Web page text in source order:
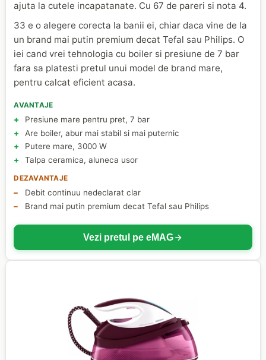
ajuta la cutele incapatanate. Cu 67 de pareri si nota 4.
33 e o alegere corecta la banii ei, chiar daca vine de la
un brand mai putin premium decat Tefal sau Philips. O
iei cand vrei tehnologia cu boiler si presiune de 7 bar
fara sa platesti pretul unui model de brand mare,
pentru calcat eficient acasa.
AVANTAJE
Presiune mare pentru pret, 7 bar
Are boiler, abur mai stabil si mai puternic
Putere mare, 3000 W
Talpa ceramica, aluneca usor
DEZAVANTAJE
Debit continuu nedeclarat clar
Brand mai putin premium decat Tefal sau Philips
Vezi pretul pe eMAG